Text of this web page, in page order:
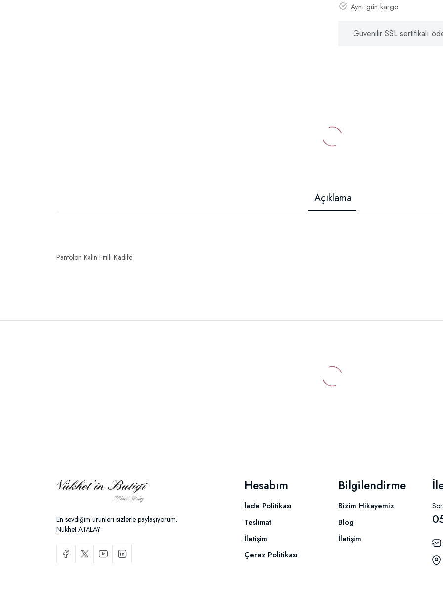
Aynı gün kargo
Güvenilir SSL sertifikalı
Açıklama
Pantolon Kalın Fitilli Kadife
En sevdiğim ürünleri sizlerle paylaşıyorum.
Nükhet ATALAY
Hesabım
İade Politikası
Teslimat
İletişim
Çerez Politikası
Bilgilendirme
Bizim Hikayemiz
Blog
İletişim